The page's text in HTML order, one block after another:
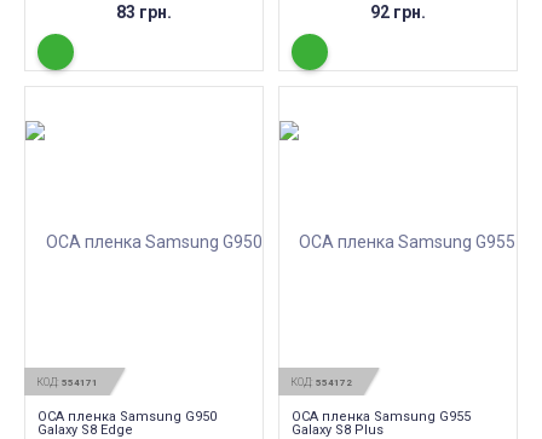
83 грн. 92 грн.
КОД: 554171
OCA пленка Samsung G950
Galaxy S8 Edge
КОД: 554172
OCA пленка Samsung G955
Galaxy S8 Plus